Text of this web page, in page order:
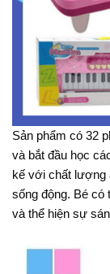
Sản phẩm có 32
và bắt đầu học
kế với chất lượng
sống động. Bé
và thể hiện sự